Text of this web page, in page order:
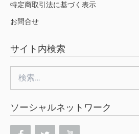
特定商取引法に基づく表示
お問合せ
サイト内検索
索:
ソーシャルネットワーク